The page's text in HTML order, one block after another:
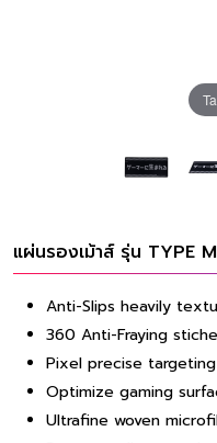
แผ่นรองเม้าส์ รุ่น TYPE
Anti-Slips heavily
360 Anti-Fraying
Pixel precise
Optimize gaming
Ultrafine woven